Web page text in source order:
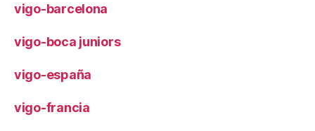
vigo-barcelona
vigo-boca juniors
vigo-españa
vigo-francia